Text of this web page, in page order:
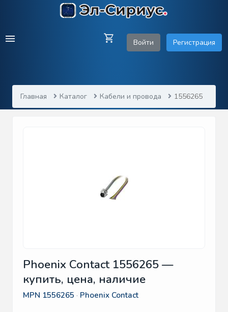
Войти Регистрация
Главная Каталог Кабели и провода 1556265
Phoenix Contact 1556265 —
купить, цена, наличие
MPN 1556265 · Phoenix Contact